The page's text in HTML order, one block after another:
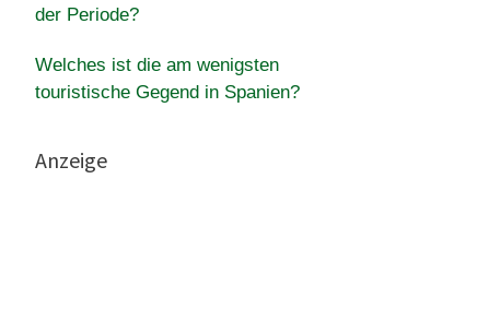
der Periode?
Welches ist die am wenigsten
touristische Gegend in Spanien?
Anzeige